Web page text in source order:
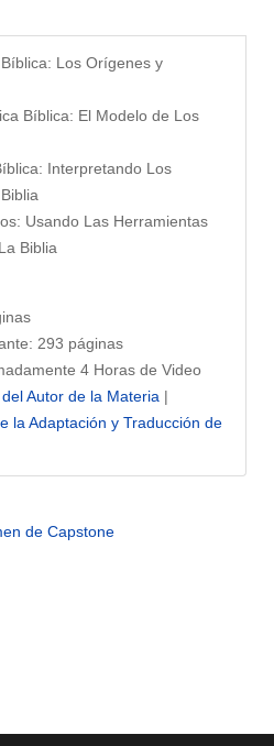
Los Orígenes y
Bíblica: El Modelo de Los
Interpretando Los
Usando Las Herramientas
Biblia
293 páginas
4 Horas de Video
Autor de la Materia |
la Adaptación y Traducción de
de Capstone